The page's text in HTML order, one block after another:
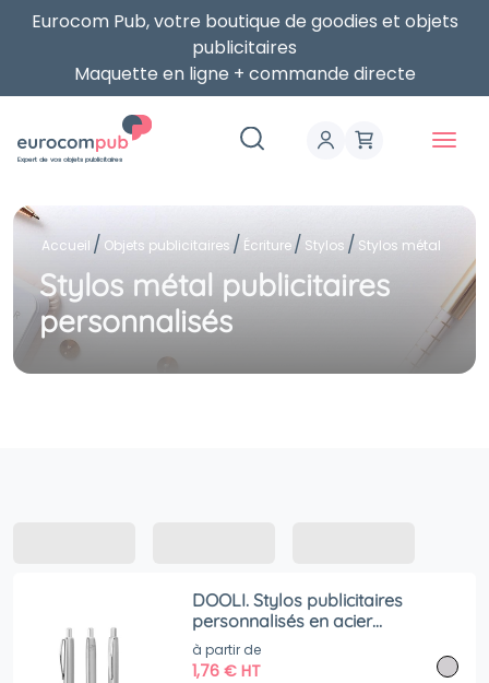
Eurocom Pub, votre boutique de goodies et objets
publicitaires
Maquette en ligne + commande directe
Expert de vos objets publicitaires
Accueil Objets publicitaires Écriture Stylos Stylos métal
Stylos métal publicitaires
personnalisés
DOOLI. Stylos publicitaires
personnalisés en acier
inoxydable (53 % recyclé), avec
corps brillant
à partir de
1,76€ HT